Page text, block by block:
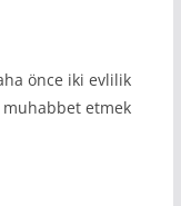
önce iki evlilik
etmek